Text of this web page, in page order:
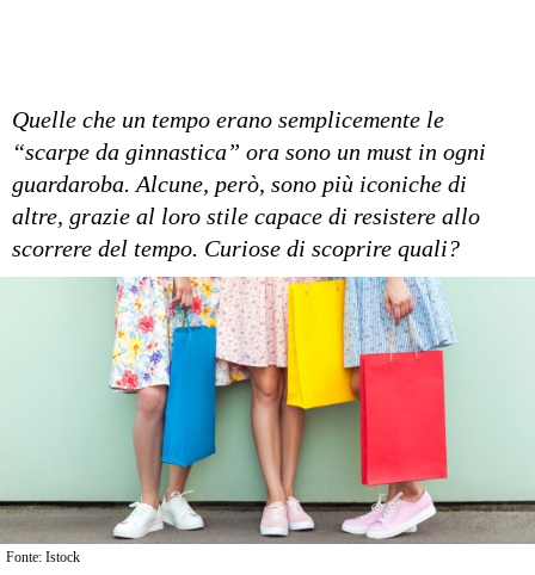
Quelle che un tempo erano semplicemente le
“scarpe da ginnastica” ora sono un must in ogni
guardaroba. Alcune, però, sono più iconiche di
altre, grazie al loro stile capace di resistere allo
scorrere del tempo. Curiose di scoprire quali?
Fonte: Istock